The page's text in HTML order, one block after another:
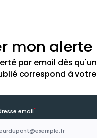
mon alerte
par email dès
correspond à
email*